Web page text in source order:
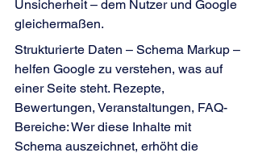
Unsicherheit – dem Nutzer und Google
gleichermaßen.
Strukturierte Daten – Schema Markup –
helfen Google zu verstehen, was auf
einer Seite steht. Rezepte,
Bewertungen, Veranstaltungen, FAQ-
Bereiche: Wer diese Inhalte mit
Schema auszeichnet, erhöht die